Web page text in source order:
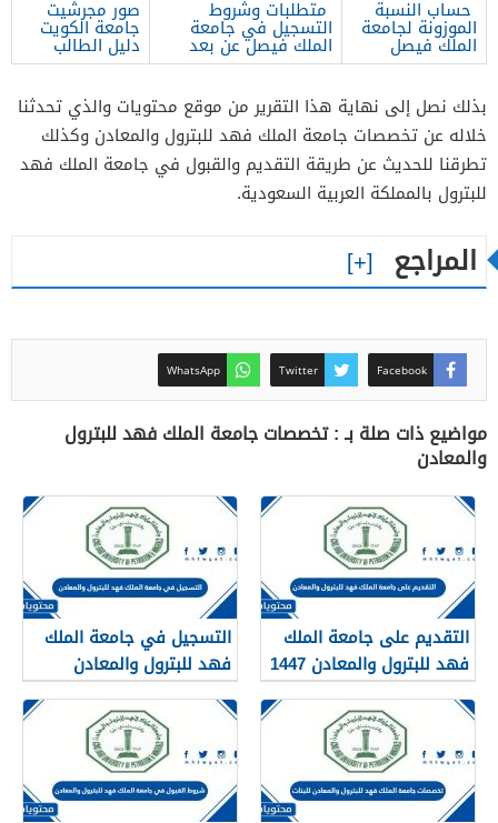
حساب النسبة
الموزونة لجامعة
الملك فيصل
متطلبات وشروط
التسجيل في جامعة
الملك فيصل عن بعد
صور مجرشيت
جامعة الكويت
دليل الطالب
بذلك نصل إلى نهاية هذا التقرير من موقع محتويات والذي تحدثنا
خلاله عن تخصصات جامعة الملك فهد للبترول والمعادن وكذلك
تطرقنا للحديث عن طريقة التقديم والقبول في جامعة الملك فهد
للبترول بالمملكة العربية السعودية.
المراجع
Facebook
Twitter
WhatsApp
مواضيع ذات صلة بـ : تخصصات جامعة الملك فهد للبترول
والمعادن
التقديم على جامعة الملك
فهد للبترول والمعادن 1447
التسجيل في جامعة الملك
فهد للبترول والمعادن